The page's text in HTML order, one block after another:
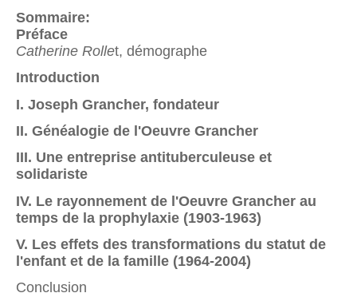
Sommaire:
Préface
Catherine Rollet, démographe
Introduction
I. Joseph Grancher, fondateur
II. Généalogie de l'Oeuvre Grancher
III. Une entreprise antituberculeuse et
solidariste
IV. Le rayonnement de l'Oeuvre Grancher au
temps de la prophylaxie (1903-1963)
V. Les effets des transformations du statut de
l'enfant et de la famille (1964-2004)
Conclusion